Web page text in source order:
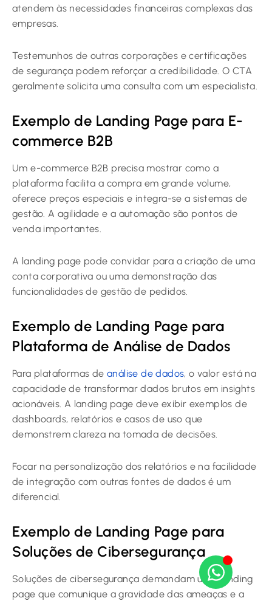
atendem às necessidades financeiras complexas das
empresas.
Testemunhos de outras corporações e certificações
de segurança podem reforçar a credibilidade. O CTA
geralmente solicita uma consulta com um especialista.
Exemplo de Landing Page para E-
commerce B2B
Um e-commerce B2B precisa mostrar como a
plataforma facilita a compra em grande volume,
oferece preços especiais e integra-se a sistemas de
gestão. A agilidade e a automação são pontos de
venda importantes.
A landing page pode convidar para a criação de uma
conta corporativa ou uma demonstração das
funcionalidades de gestão de pedidos.
Exemplo de Landing Page para
Plataforma de Análise de Dados
Para plataformas de análise de dados, o valor está na
capacidade de transformar dados brutos em insights
acionáveis. A landing page deve exibir exemplos de
dashboards, relatórios e casos de uso que
demonstrem clareza na tomada de decisões.
Focar na personalização dos relatórios e na facilidade
de integração com outras fontes de dados é um
diferencial.
Exemplo de Landing Page para
Soluções de Cibersegurança
Soluções de cibersegurança demandam uma landing
page que comunique a gravidade das ameaças e a